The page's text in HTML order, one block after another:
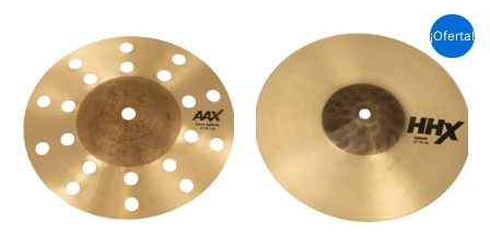
¡Oferta!
era:
Soles
S/.621.0.
El
es:
S/